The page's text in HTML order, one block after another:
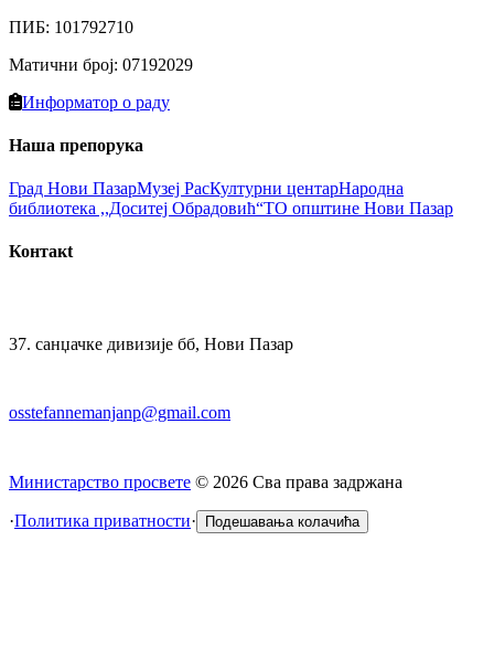
ПИБ: 101792710
Матични број: 07192029
Информатор о раду
Наша препорука
Град Нови ПазaрМузеј РасКултурни цeнтарНародна
библиотекa ,,Доситеј Обрадовић“ТО општине Нови Пазар
Контакt
37. санџачке дивизије бб, Нови Пазар
osstefannemanjanp@gmail.com
Министарство просвете © 2026 Сва права задржана
·Политика приватности· Подешавања колачића